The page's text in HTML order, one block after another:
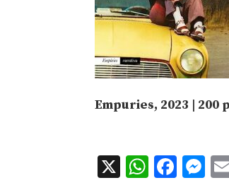
Empuries, 2023 | 200
X